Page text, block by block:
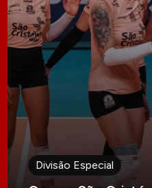
Divisão Especial